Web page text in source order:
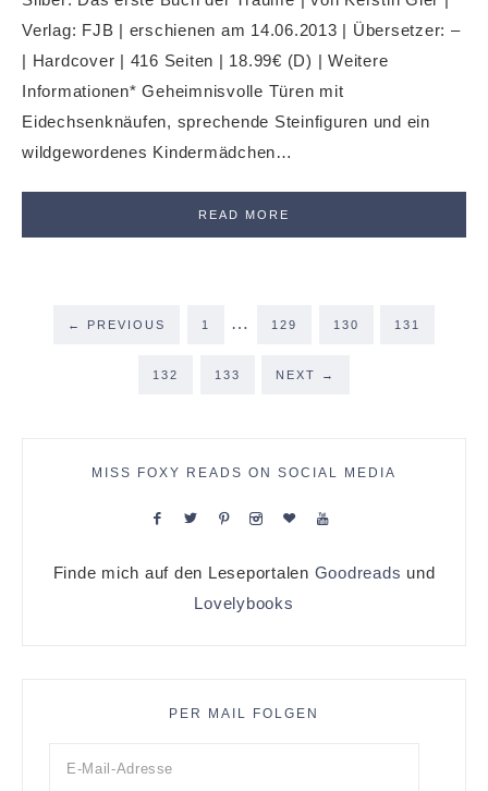
Verlag: FJB | erschienen am 14.06.2013 | Übersetzer: –
| Hardcover | 416 Seiten | 18.99€ (D) | Weitere
Informationen* Geheimnisvolle Türen mit
Eidechsenknäufen, sprechende Steinfiguren und ein
wildgewordenes Kindermädchen…
READ MORE
← PREVIOUS 1 … 129 130 131
132 133 NEXT →
MISS FOXY READS ON SOCIAL MEDIA
Finde mich auf den Leseportalen Goodreads und
Lovelybooks
PER MAIL FOLGEN